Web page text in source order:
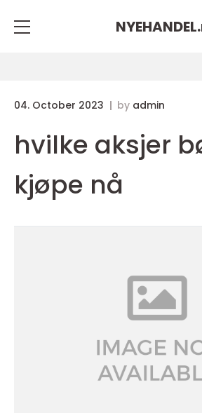
NYEHANDEL.
04. October 2023 by admin
hvilke aksjer
kjøpe nå